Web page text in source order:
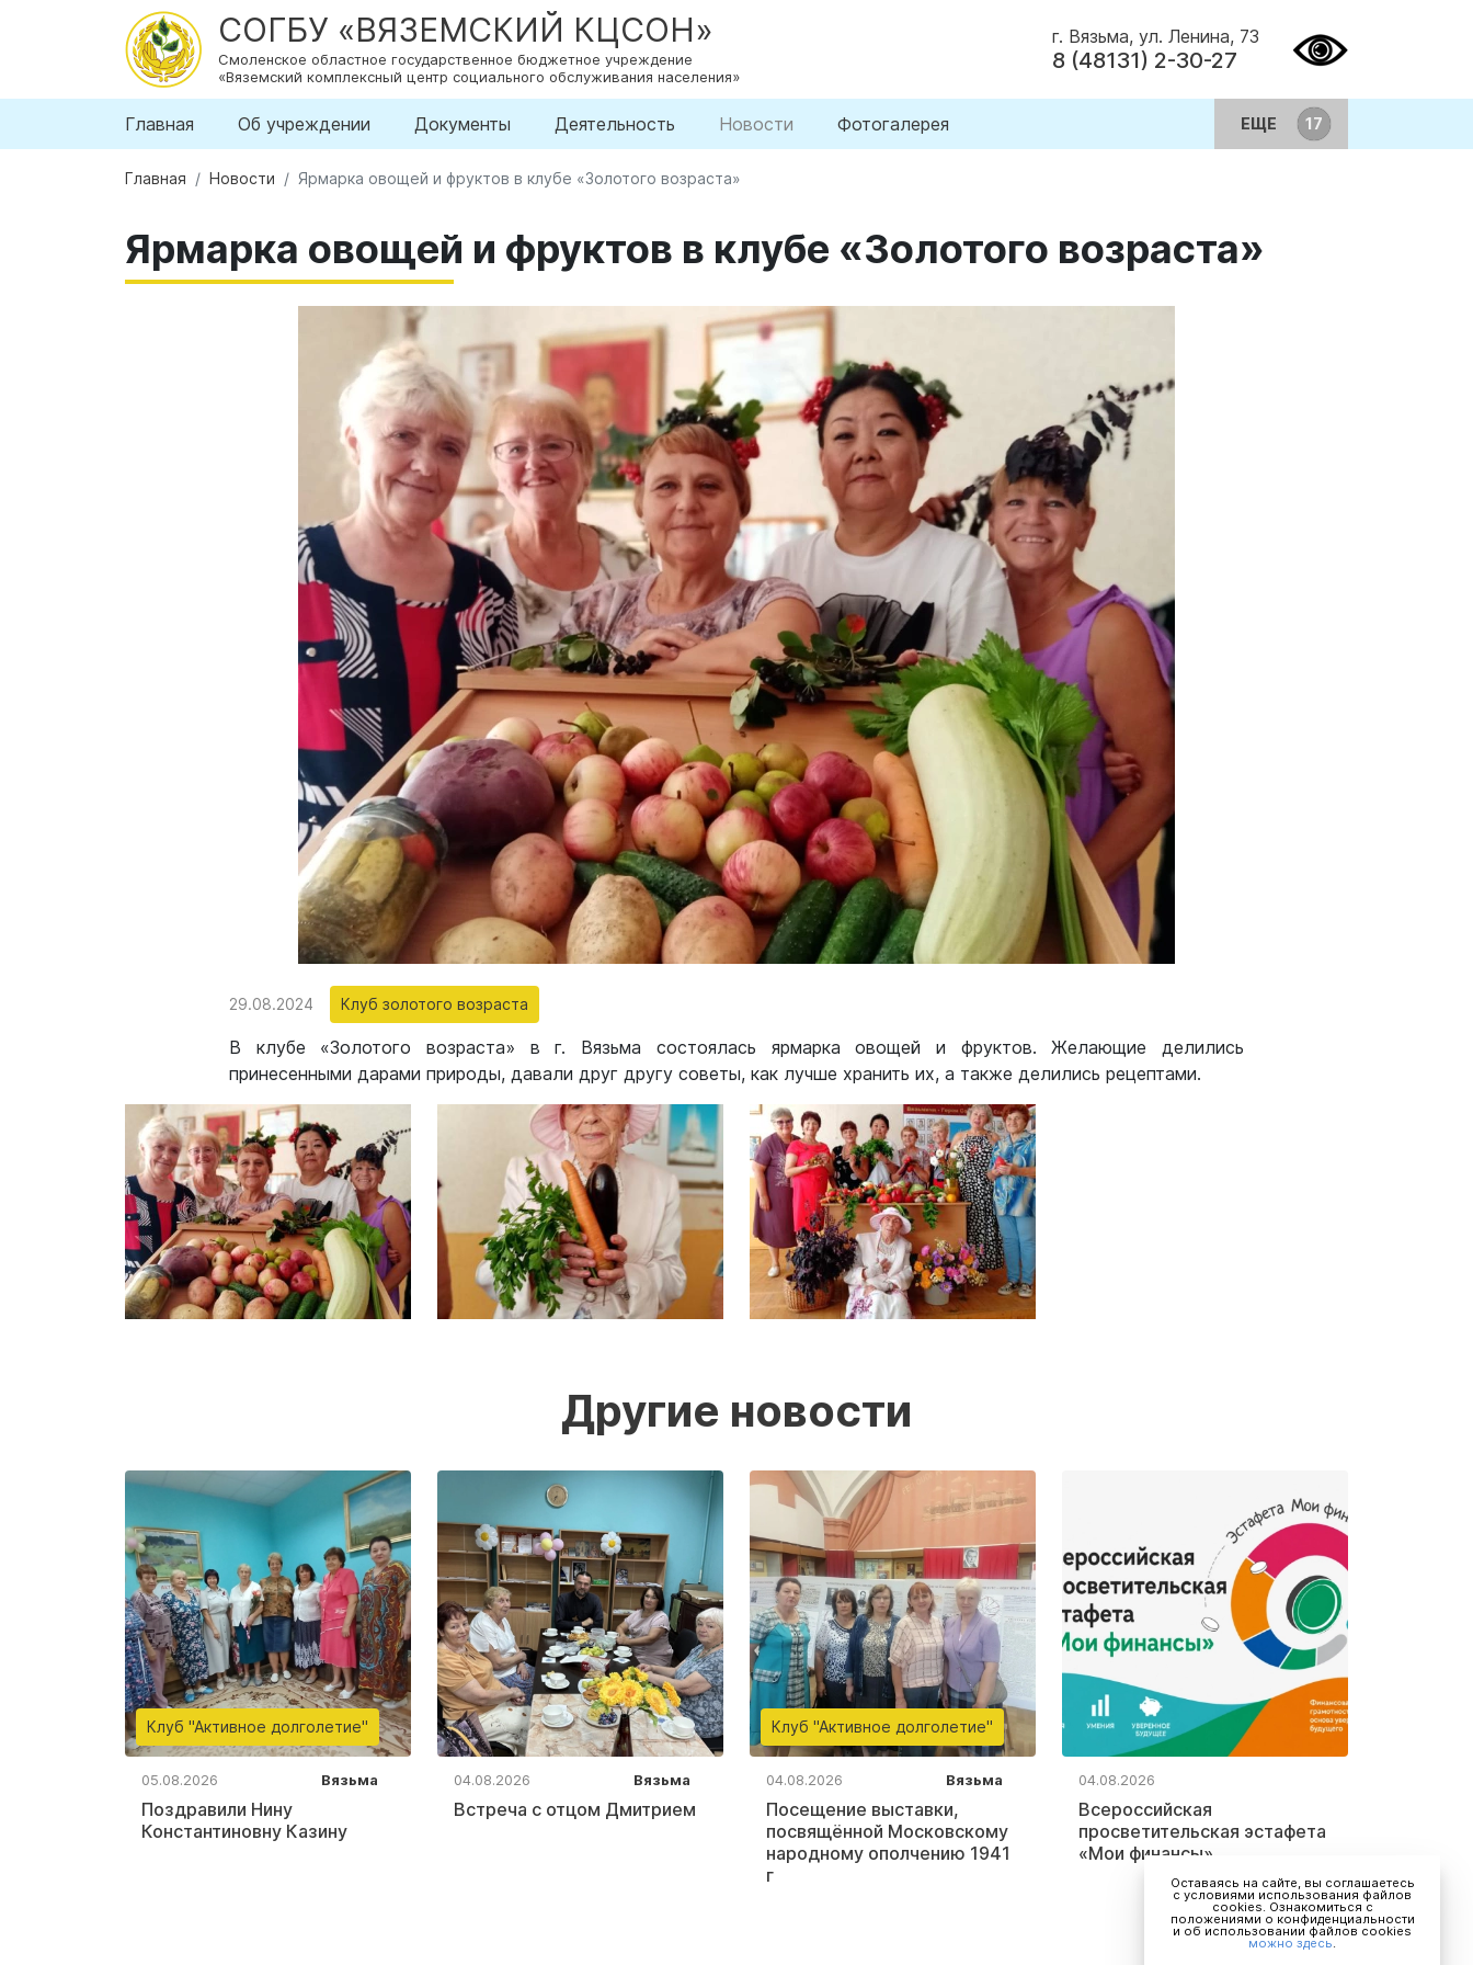
СОГБУ «ВЯЗЕМСКИЙ КЦСОН»
Смоленское областное государственное бюджетное учреждение
«Вяземский комплексный центр социального обслуживания населения»
г. Вязьма, ул. Ленина, 73
8 (48131) 2-30-27
Главная Об учреждении Документы Деятельность Новости Фотогалерея ЕЩЕ
Главная Новости Ярмарка овощей и фруктов в клубе «Золотого возраста»
Ярмарка овощей и фруктов в клубе «Золотого возраста»
29.08.2024 Клуб золотого возраста
В клубе «Золотого возраста» в г. Вязьма состоялась ярмарка овощей и фруктов. Желающие делились
принесенными дарами природы, давали друг другу советы, как лучше хранить их, а также делились рецептами.
Другие новости
Клуб "Активное долголетие"
05.08.2026 Вязьма
Поздравили Нину
Константиновну Казину
04.08.2026 Вязьма
Встреча с отцом Дмитрием
Клуб "Активное долголетие"
04.08.2026 Вязьма
Посещение выставки,
посвящённой Московскому
народному ополчению 1941
г
04.08.2026
Всероссийская
просветительская эстафета
«Мои финансы»
Оставаясь на сайте, вы соглашаетесь
с условиями использования файлов
cookies. Ознакомиться с
положениями о конфиденциальности
и об использовании файлов cookies
можно здесь.